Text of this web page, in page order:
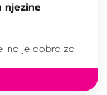
njezine
je dobra za